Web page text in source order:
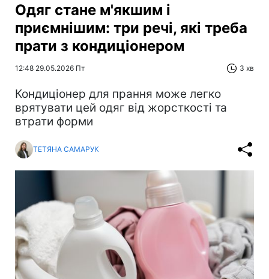
Одяг стане м'якшим і
приємнішим: три речі, які треба
прати з кондиціонером
12:48 29.05.2026 Пт 3 хв
Кондиціонер для прання може легко
врятувати цей одяг від жорсткості та
втрати форми
ТЕТЯНА САМАРУК